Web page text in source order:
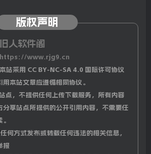
版权声明
旧人软件阁
https://www.rjg9.cn
本站采用 CC BY-NC-SA 4.0 国际许可协议
本站文章应遵循相同协议。
点，不提供任何上传下载服务，所有内容
分享站点所提供的公开引用内容，不需要任
何方式发布或转载任何违法的相关信息，
报